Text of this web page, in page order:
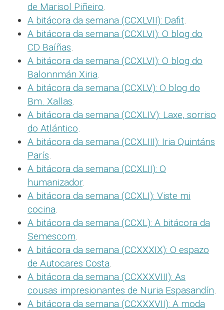
de Marisol Piñeiro
A bitácora da semana (CCXLVII): Dafit
A bitácora da semana (CCXLVI): O blog do
CD Baíñas
A bitácora da semana (CCXLVI): O blog do
Balonnmán Xiria
A bitácora da semana (CCXLV): O blog do
Bm. Xallas
A bitácora da semana (CCXLIV): Laxe, sorriso
do Atlántico
A bitácora da semana (CCXLIII): Iria Quintáns
París
A bitácora da semana (CCXLII): O
humanizador.
A bitácora da semana (CCXLI): Viste mi
cocina
A bitácora da semana (CCXL): A bitácora da
Semescom
A bitácora da semana (CCXXXIX): O espazo
de Autocares Costa
A bitácora da semana (CCXXXVIII): As
cousas impresionantes de Nuria Espasandín
A bitácora da semana (CCXXXVII): A moda